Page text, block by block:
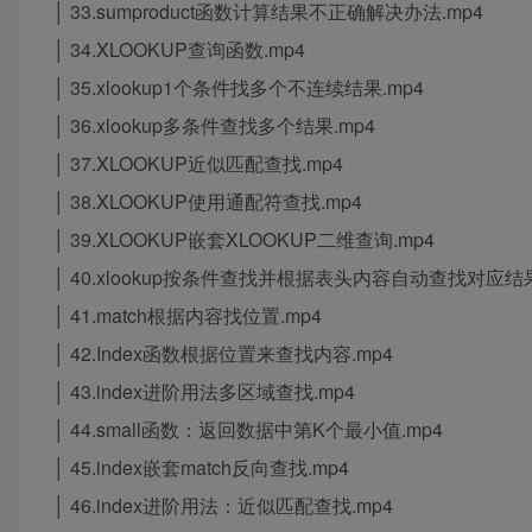
│ 33.sumproduct函数计算结果不正确解决办法.mp4
│ 34.XLOOKUP查询函数.mp4
│ 35.xlookup1个条件找多个不连续结果.mp4
│ 36.xlookup多条件查找多个结果.mp4
│ 37.XLOOKUP近似匹配查找.mp4
│ 38.XLOOKUP使用通配符查找.mp4
│ 39.XLOOKUP嵌套XLOOKUP二维查询.mp4
│ 40.xlookup按条件查找并根据表头内容自动查找对应结
│ 41.match根据内容找位置.mp4
│ 42.Index函数根据位置来查找内容.mp4
│ 43.index进阶用法多区域查找.mp4
│ 44.small函数：返回数据中第K个最小值.mp4
│ 45.index嵌套match反向查找.mp4
│ 46.index进阶用法：近似匹配查找.mp4